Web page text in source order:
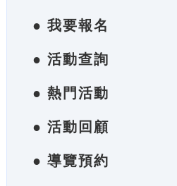
● 我要報名
● 活動查詢
● 熱門活動
● 活動回顧
● 導覽預約